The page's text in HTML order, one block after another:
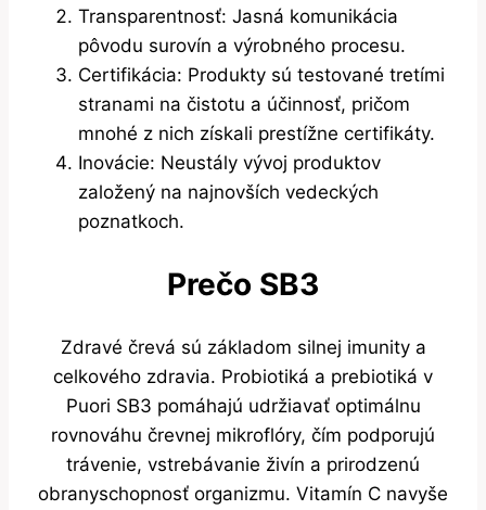
Transparentnosť: Jasná komunikácia
pôvodu surovín a výrobného procesu.
Certifikácia: Produkty sú testované tretími
stranami na čistotu a účinnosť, pričom
mnohé z nich získali prestížne certifikáty.
Inovácie: Neustály vývoj produktov
založený na najnovších vedeckých
poznatkoch.
Prečo SB3
Zdravé črevá sú základom silnej imunity a
celkového zdravia. Probiotiká a prebiotiká v
Puori SB3 pomáhajú udržiavať optimálnu
rovnováhu črevnej mikroflóry, čím podporujú
trávenie, vstrebávanie živín a prirodzenú
obranyschopnosť organizmu. Vitamín C navyše